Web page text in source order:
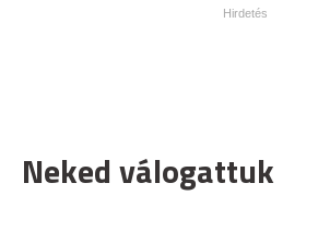
Neked válogattuk